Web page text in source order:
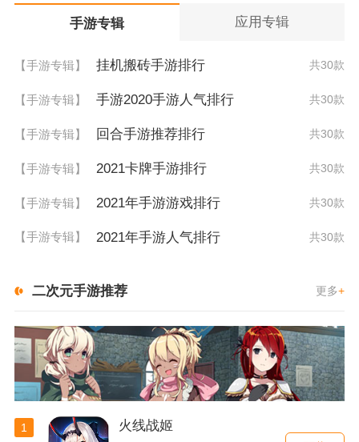
手游专辑 应用专辑
【手游专辑】 挂机搬砖手游排行 共30款
【手游专辑】 手游2020手游人气排行 共30款
【手游专辑】 回合手游推荐排行 共30款
【手游专辑】 2021卡牌手游排行 共30款
【手游专辑】 2021年手游游戏排行 共30款
【手游专辑】 2021年手游人气排行 共30款
二次元手游推荐 更多+
1 火线战姬